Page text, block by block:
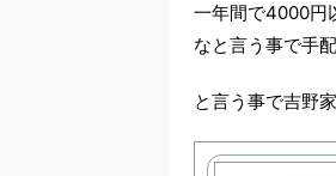
一年間で4000円
なと言う事で手
と言う事で吉野